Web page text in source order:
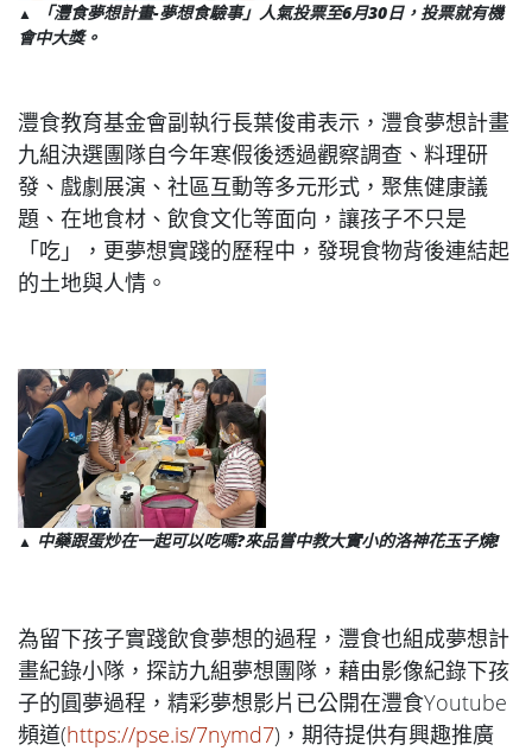
▲
「灃食夢想計畫-夢想食驗事」人氣投票至6月30日，投票就有機
會中大獎。​
灃食教育基金會副執行長葉俊甫表示，灃食夢想計畫
九組決選團隊自今年寒假後透過觀察調查、料理研
發、戲劇展演、社區互動等多元形式，聚焦健康議
題、在地食材、飲食文化等面向，讓孩子不只是
「吃」，更夢想實踐的歷程中，發現食物背後連結起
的土地與人情。
▲ 中藥跟蛋炒在一起可以吃嗎?來品嘗中教大實小的洛神花玉子燒!
為留下孩子實踐飲食夢想的過程，灃食也組成夢想計
畫紀錄小隊，探訪九組夢想團隊，藉由影像紀錄下孩
子的圓夢過程，精彩夢想影片已公開在灃食Youtube
頻道(https://pse.is/7nymd7)，期待提供有興趣推廣